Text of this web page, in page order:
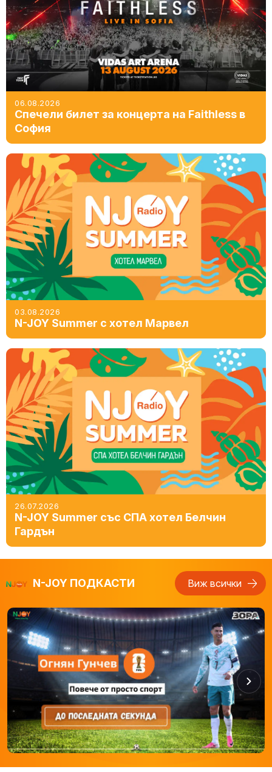
06.08.2026
Спечели билет за концерта на Faithless в
София
03.08.2026
N-JOY Summer с хотел Марвел
26.07.2026
N-JOY Summer със СПА хотел Белчин
Гардън
N-JOY ПОДКАСТИ Виж всички